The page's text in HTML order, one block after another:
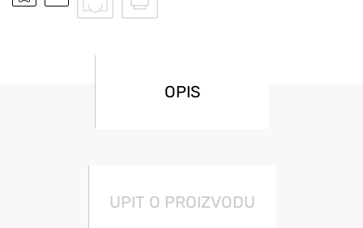
OPIS
UPIT O PROIZVODU